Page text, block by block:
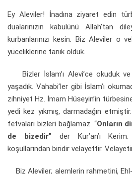
Ey Aleviler! İnadına ziyaret edin
dualarınızın kabulünü Allah’tan
kurbanlarınızı kesin. Biz Aleviler o
yüceliklerine tanık olduk.
Bizler İslam’ı Alevi’ce okuduk
yaşadık. Vahabi’ler gibi İslam’ı
zihniyet Hz. İmam Hüseyin’in
yedi kez yıkmış, darmadağın
fetvaları bizleri bağlamaz. “Onların
de bizedir” der Kur’an’ı
koşullarından biridir velayettir.
Biz Aleviler; alemlerin rahmetini,